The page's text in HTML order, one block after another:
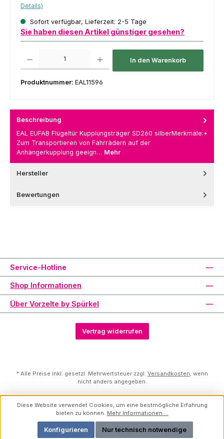
Details)
Sofort verfügbar, Lieferzeit: 2-5 Tage
Sie haben diesen Artikel günstiger gesehen?
In den Warenkorb
Produktnummer: EAL11596
Beschreibung
EAL EUFAB Flügeltür Kupplungsträger SD260 silberMerkmale:•
Zum Transportieren von Fahrrädern auf der
Anhängerkupplung geeign… Mehr
Hersteller
Bewertungen
Service-Hotline
Shop Informationen
Über Vorzelte by Spürkel
Vertrag widerrufen
* Alle Preise inkl. gesetzl. Mehrwertsteuer zzgl. Versandkosten, wenn
nicht anders angegeben.
Diese Website verwendet Cookies, um eine bestmögliche Erfahrung
bieten zu können. Mehr Informationen ...
Nur technisch notwendige
Konfigurieren